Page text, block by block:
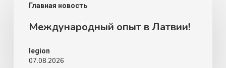
Главная новость
опыт
Международный опыт в Латвии!
legion
07.08.2026